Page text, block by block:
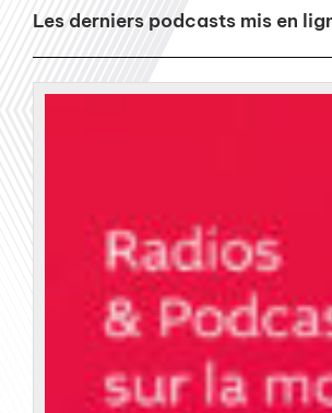
Les derniers podcasts mis en